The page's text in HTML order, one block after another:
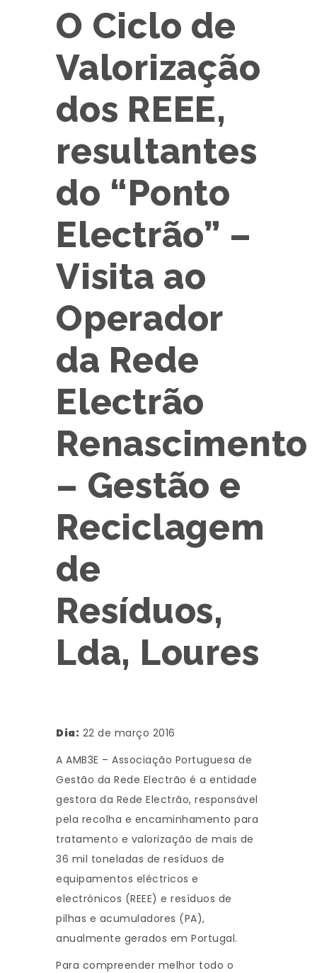
O Ciclo de
Valorização
dos REEE,
resultantes
do “Ponto
Electrão” –
Visita ao
Operador
da Rede
Electrão
Renascimento
– Gestão e
Reciclagem
de
Resíduos,
Lda, Loures
Dia: 22 de março 2016
A AMB3E – Associação Portuguesa de
Gestão da Rede Electrão é a entidade
gestora da Rede Electrão, responsável
pela recolha e encaminhamento para
tratamento e valorização de mais de
36 mil toneladas de resíduos de
equipamentos eléctricos e
electrónicos (REEE) e resíduos de
pilhas e acumuladores (PA),
anualmente gerados em Portugal.
Para compreender melhor todo o